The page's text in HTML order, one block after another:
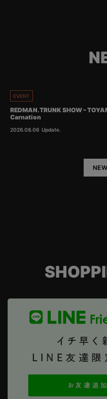
EVENT
REDMAN.TRUNK SHOW –
Carnation
2026.08.06 Update.